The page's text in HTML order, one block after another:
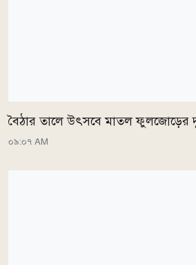
বৈঠার তালে উৎসবে মাতল ফুলজোড়ের
০৯:০৭ AM